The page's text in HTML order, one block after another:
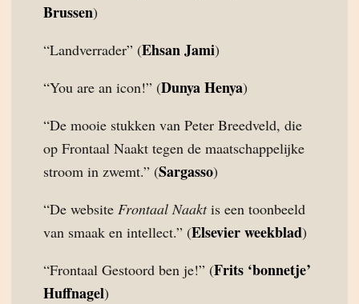
Brussen)
“Landverrader” (Ehsan Jami)
“You are an icon!” (Dunya Henya)
“De mooie stukken van Peter Breedveld, die
op Frontaal Naakt tegen de maatschappelijke
stroom in zwemt.” (Sargasso)
“De website Frontaal Naaktis een toonbeeld
van smaak en intellect.” (Elsevier weekblad)
“Frontaal Gestoord ben je!” (Frits ‘bonnetje’
Huffnagel)